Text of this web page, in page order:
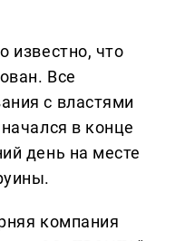
известно, что
Все
с властями
в конце
день на месте
компания